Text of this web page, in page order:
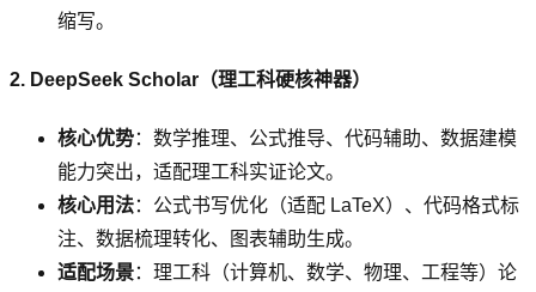
缩写。
2. DeepSeek Scholar（理工科硬核神器）
核心优势：数学推理、公式推导、代码辅助、数据建模
能力突出，适配理工科实证论文。
核心用法：公式书写优化（适配 LaTeX）、代码格式标
注、数据梳理转化、图表辅助生成。
适配场景：理工科（计算机、数学、物理、工程等）论